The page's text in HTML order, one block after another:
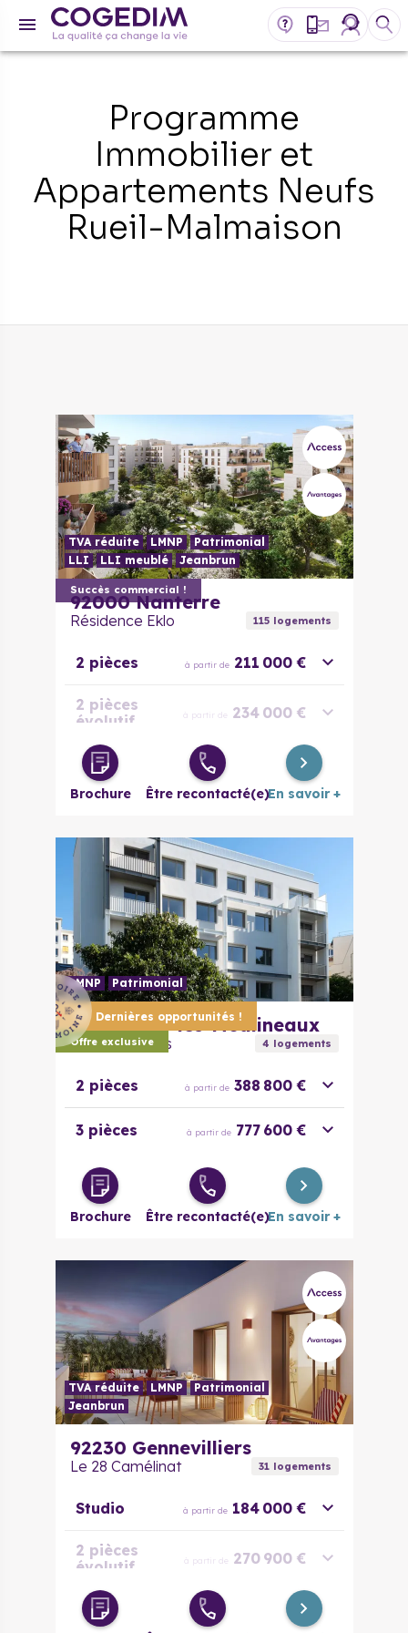
Programme
Immobilier et
Appartements Neufs
Rueil-Malmaison
Succès commercial !
TVA réduite LMNP
Patrimonial
LLI
LLI meublé Jeanbrun
92000 Nanterre
Résidence Eklo 115logements
2 pièces à partir de 211 000 €
2 pièces
évolutif
à partir de 234 000 €
3 pièces à partir de 260 000 €
4 pièces à partir de 320 000 €
Brochure Être recontacté(e)En savoir +
Dernières opportunités !
Offre exclusive
LMNP Patrimonial
92130 Issy-les-Moulineaux
Carré Des Arts 4 logements
2 pièces à partir de 388 800 €
3 pièces à partir de 777 600 €
Brochure Être recontacté(e)En savoir +
TVA réduite LMNP
Patrimonial
Jeanbrun
92230 Gennevilliers
Le 28 Camélinat 31logements
Studio à partir de 184 000 €
2 pièces
évolutif
à partir de 270 900 €
3 pièces à partir de 312 000 €